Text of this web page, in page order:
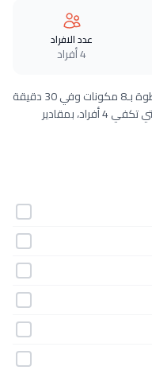
عدد الافراد
4 أفراد
طريقة عمل كيش التونة والبازلاء خطوة بخطوة بـ8 مكونات وفي 30 دقيقة
فقط. وصفة سهلة ومجرّبة من مطبخ دلوقتي تكفي 4 أفراد، بمقادير